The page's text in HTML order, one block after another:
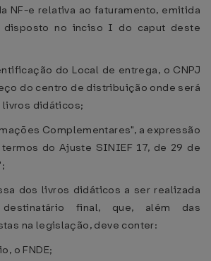
NF-e relativa ao faturamento, emitida
disposto no inciso I do caput deste
do Local de entrega, o CNPJ
do centro de distribuição onde será
didáticos;
Complementares", a expressão
do Ajuste SINIEF 17, de 29 de
dos livros didáticos a ser realizada
final, que, além das
na legislação, deve conter:
o FNDE;